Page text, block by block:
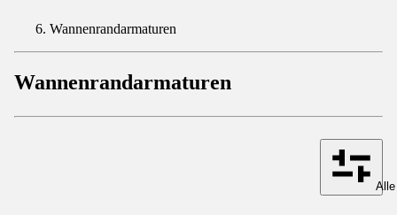
Wannenrandarmaturen
Wannenrandarmaturen